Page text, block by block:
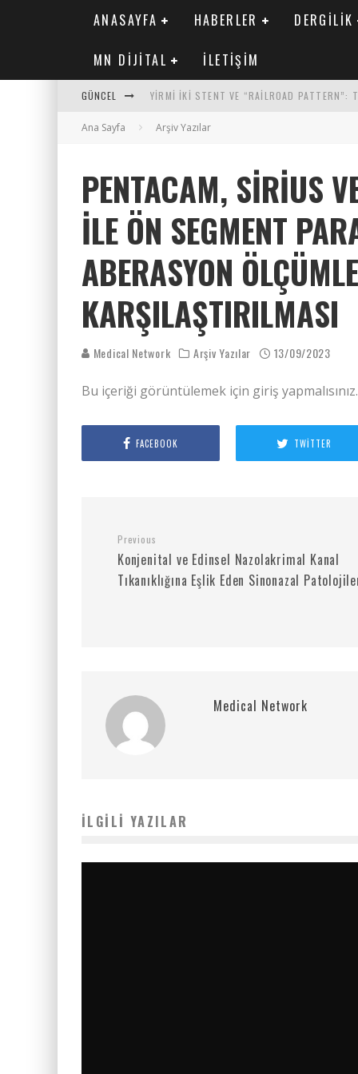
ANASAYFA HABERLER DERGILIK
MN DIJITAL İLETIŞIM
GÜNCEL YIRMI İKI STENT VE “RAILROAD PATTERN”:
SAFEN VEN GREFT HASTALIĞI ILE İLIŞKILI
MN KARDIYOLOJI YIL 33 SAYI 2 2026
Ana Sayfa Arşiv Yazılar
PENTACAM, SIRIUS
ILE ÖN SEGMENT
ABERASYON
KARŞILAŞTIRILMASI
Medical Network Arşiv Yazılar 13/09/2023
Bu içeriği görüntülemek için giriş
FACEBOOK TWITTER
Previous
Konjenital ve Edinsel Nazolakrimal Kanal
Tıkanıklığına Eşlik Eden Sinonazal
Medical Network
İLGILI YAZILAR